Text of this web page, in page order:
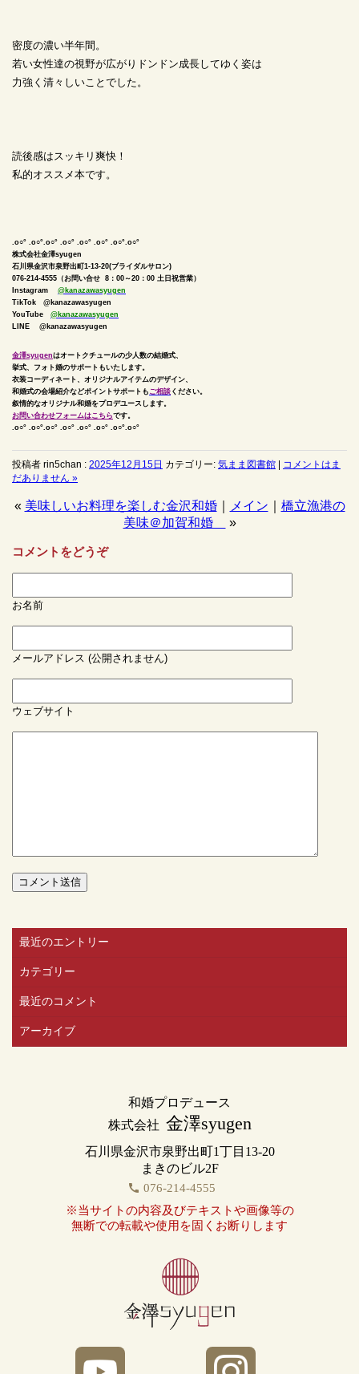
密度の濃い半年間。
若い女性達の視野が広がりドンドン成長してゆく姿は
力強く清々しいことでした。
読後感はスッキリ爽快！
私的オススメ本です。
.o○° .o○°.o○° .o○° .o○° .o○° .o○°.o○°
株式会社金澤syugen
石川県金沢市泉野出町1-13-20(ブライダルサロン)
076-214-4555（お問い合せ 8：00～20：00 土日祝営業）
Instagram @kanazawasyugen
TikTok @kanazawasyugen
YouTube @kanazawasyugen
LINE @kanazawasyugen
金澤syugenはオートクチュールの少人数の結婚式、
挙式、フォト婚のサポートもいたします。
衣装コーディネート、オリジナルアイテムのデザイン、
和婚式の会場紹介などポイントサポートも ご相談 ください。
叙情的なオリジナル和婚をプロデユースします。
お問い合わせフォームはこちらです。
.o○° .o○°.o○° .o○° .o○° .o○° .o○°.o○°
投稿者 rin5chan : 2025年12月15日 カテゴリー: 気まま図書館 | コメントはま
だありません »
« 美味しいお料理を楽しむ金沢和婚｜ メイン
橋立漁港の
美味＠加賀和婚
»
コメントをどうぞ
お名前
メールアドレス (公開されません)
ウェブサイト
最近のエントリー
カテゴリー
最近のコメント
アーカイブ
和婚プロデュース
株式会社 金澤syugen
石川県金沢市泉野出町1丁目13-20
まきのビル2F
call 076-214-4555
※当サイトの内容及びテキストや画像等の
無断での転載や使用を固くお断りします